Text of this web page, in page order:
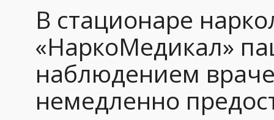
В стационаре
«НаркоМедикал»
наблюдением
немедленно